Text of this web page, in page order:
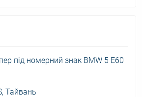
під номерний знак BMW 5 E60
Тайвань